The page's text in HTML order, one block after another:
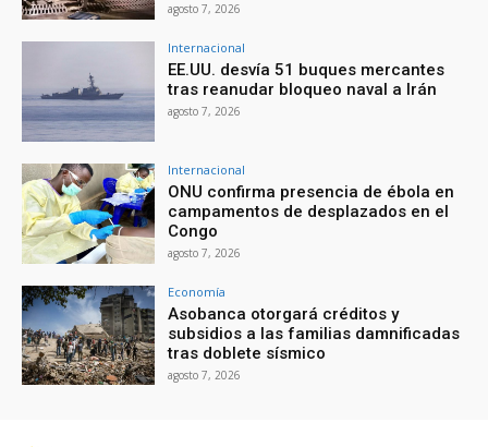
agosto 7, 2026
Internacional
EE.UU. desvía 51 buques mercantes
tras reanudar bloqueo naval a Irán
agosto 7, 2026
Internacional
ONU confirma presencia de ébola en
campamentos de desplazados en el
Congo
agosto 7, 2026
Economía
Asobanca otorgará créditos y
subsidios a las familias damnificadas
tras doblete sísmico
agosto 7, 2026